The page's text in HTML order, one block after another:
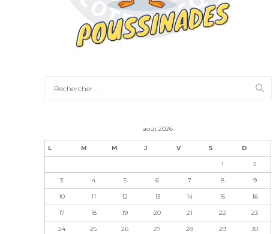
août 2026
L M M J V S D
1 2
3 4 5 6 7 8 9
10 11 12 13 14 15 16
17 18 19 20 21 22 23
24 25 26 27 28 29 30